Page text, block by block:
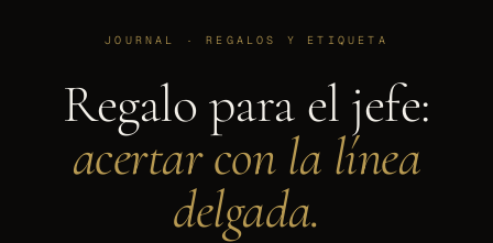
JOURNAL · REGALOS Y ETIQUETA
Regalo para el jefe:
acertar con la línea
delgada.